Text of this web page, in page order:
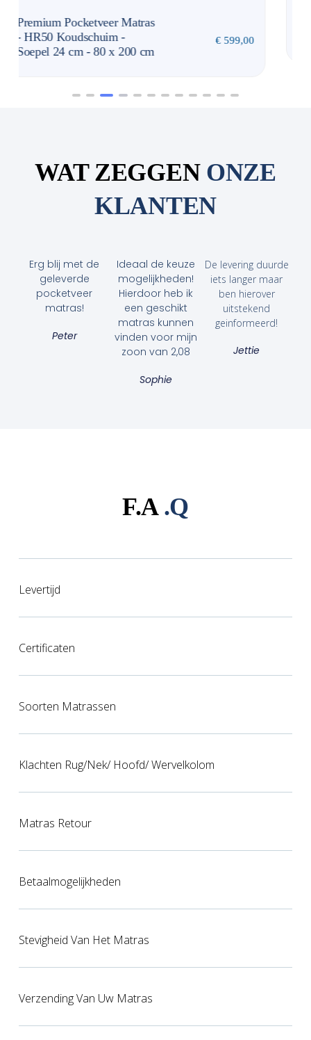
Exclusive-line pocketveer
matras Veresa
€2.949,00
WAT ZEGGEN ONZE
KLANTEN
geleverde
pocketveer
matras!
mogelijkheden!
Hierdoor heb ik
een geschikt
matras kunnen
vinden voor mijn
zoon van 2,08
iets langer maar
ben hierover
uitstekend
geinformeerd!
F.A .Q